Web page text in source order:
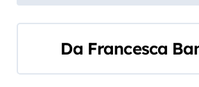
v
Da Francesca